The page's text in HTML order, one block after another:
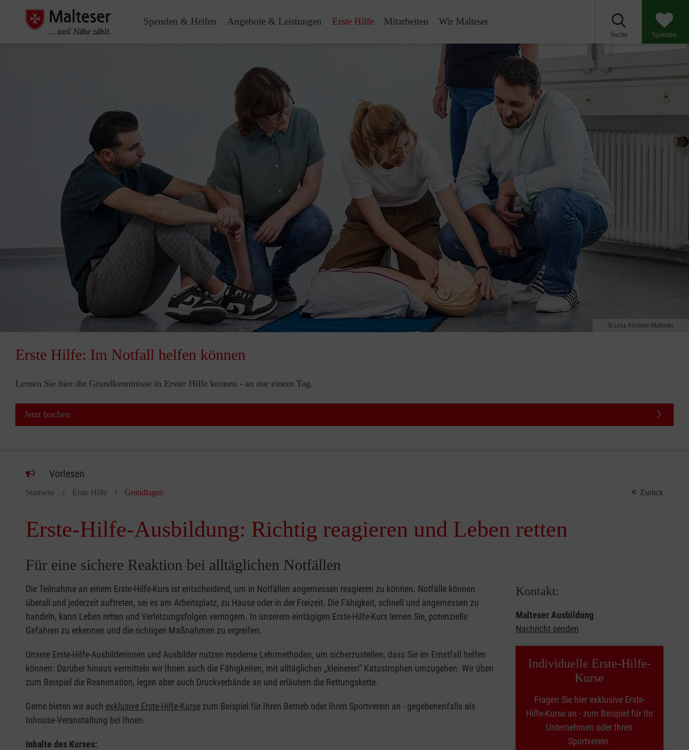
Spenden & Helfen Angebote & Leistungen Erste Hilfe Mitarbeiten Wir Malteser
Suche Spenden
Lena Kirchner/Malteser
Erste Hilfe: Im Notfall helfen können
Lernen Sie hier die Grundkenntnisse in Erster Hilfe kennen - an nur einem Tag.
Jetzt buchen
Vorlesen
Startseite Erste Hilfe Grundlagen Zurück
Erste-Hilfe-Ausbildung: Richtig reagieren und Leben retten
Für eine sichere Reaktion bei alltäglichen Notfällen
Die Teilnahme an einem Erste-Hilfe-Kurs ist entscheidend, um in Notfällen angemessen reagieren zu können. Notfälle können
überall und jederzeit auftreten, sei es am Arbeitsplatz, zu Hause oder in der Freizeit. Die Fähigkeit, schnell und angemessen zu
handeln, kann Leben retten und Verletzungsfolgen verringern. In unserem eintägigen Erste-Hilfe-Kurs lernen Sie, potenzielle
Gefahren zu erkennen und die richtigen Maßnahmen zu ergreifen.
Unsere Erste-Hilfe-Ausbilderinnen und Ausbilder nutzen moderne Lehrmethoden, um sicherzustellen, dass Sie im Ernstfall helfen
können. Darüber hinaus vermitteln wir Ihnen auch die Fähigkeiten, mit alltäglichen „kleineren” Katastrophen umzugehen. Wir üben
zum Beispiel die Reanimation, legen aber auch Druckverbände an und erläutern die Rettungskette.
Gerne bieten wir auch exklusive Erste-Hilfe-Kurse zum Beispiel für Ihren Betrieb oder Ihren Sportverein an - gegebenenfalls als
Inhouse-Veranstaltung bei Ihnen.
Inhalte des Kurses:
Kontakt:
Malteser Ausbildung
Nachricht senden
Individuelle Erste-Hilfe-
Kurse
Fragen Sie hier exklusive Erste-
Hilfe-Kurse an - zum Beispiel für Ihr
Unternehmen oder Ihren
Sportverein.